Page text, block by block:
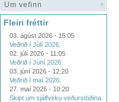
Um vefinn
Fleiri fréttir
03. ágúst 2026 - 15:05
Veðrið í Júlí 2026.
02. júlí 2026 - 11:05
Veðrið í Júní 2026.
03. júní 2026 - 12:20
Veðrið í maí 2026.
27. maí 2026 - 10:20
Skipt um sjálfvirku veðurstöðina.